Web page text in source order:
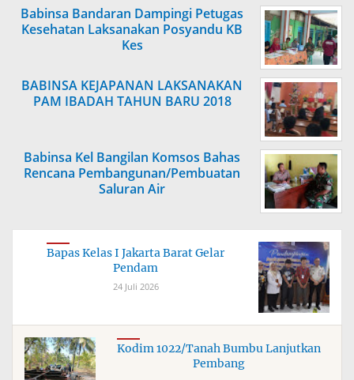
Babinsa Bandaran Dampingi Petugas
Kesehatan Laksanakan Posyandu KB
Kes
BABINSA KEJAPANAN LAKSANAKAN
PAM IBADAH TAHUN BARU 2018
Babinsa Kel Bangilan Komsos Bahas
Rencana Pembangunan/Pembuatan
Saluran Air
Bapas Kelas I Jakarta Barat Gelar
Pendam
24 Juli 2026
Kodim 1022/Tanah Bumbu Lanjutkan
Pembang